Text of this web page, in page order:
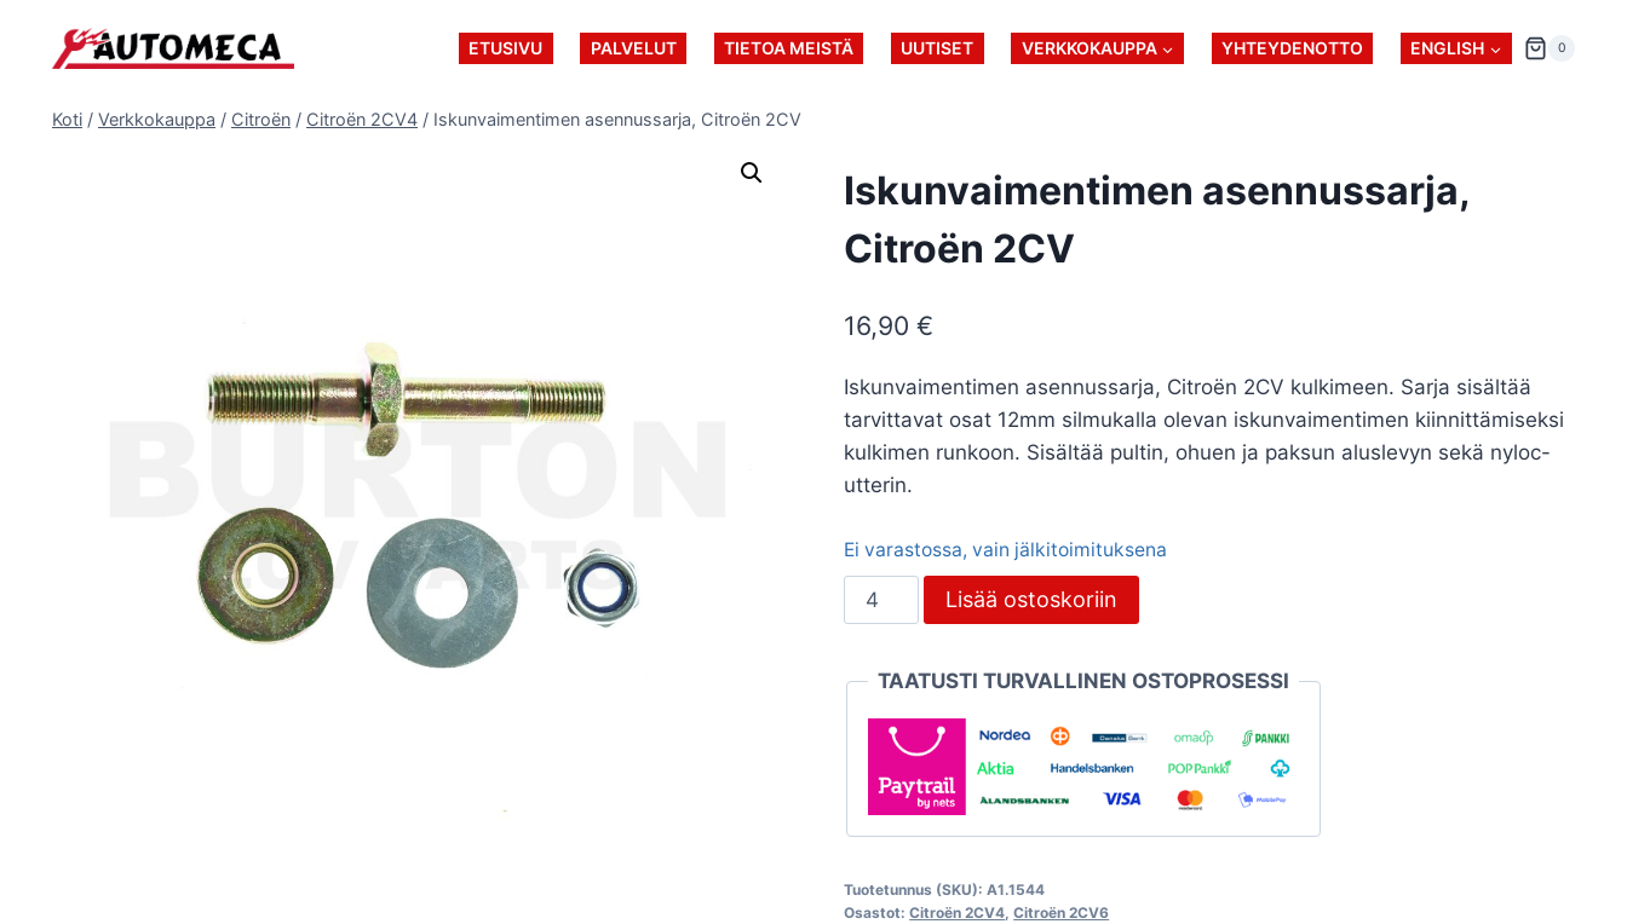
sisältöön
ETUSIVU PALVELUT TIETOA MEISTÄ UUTISET VERKKOKAUPPA YHTEYDENOTTO ENGLISH 0
Koti / Verkkokauppa / Citroën / Citroën 2CV4 / Iskunvaimentimen asennussarja, Citroën 2CV
Iskunvaimentimen asennussarja,
Citroën 2CV
16,90€
Iskunvaimentimen asennussarja, Citroën 2CV kulkimeen. Sarja sisältää
tarvittavat osat 12mm silmukalla olevan iskunvaimentimen kiinnittämiseksi
kulkimen runkoon. Sisältää pultin, ohuen ja paksun aluslevyn sekä nyloc-
utterin.
Ei varastossa, vain jälkitoimituksena
Iskunvaimentimen
asennussarja,
2CV
määrä
Lisää ostoskoriin
TAATUSTI TURVALLINEN OSTOPROSESSI
Tuotetunnus (SKU):A1.1544
Osastot:Citroën 2CV4 ,Citroën 2CV6